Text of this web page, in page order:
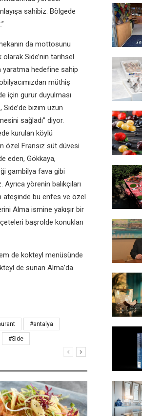
sahibiz. Bölgede
da mottosunu
olarak Side’nin tarihsel
yaratma hedefine sahip
müthiş
için gurur duyulması
bizim uzun
sağladı” diyor.
kurulan köylü
özel Fransız süt düvesi
eden, Gökkaya,
gambilya fava gibi
Ayrıca yörenin balıkçıları
ateşinde bu enfes ve özel
Alma ismine yakışır bir
başrolde konukları
de kokteyl menüsünde
de sunan Alma’da
#antalya
#Side